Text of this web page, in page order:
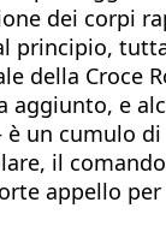
dei corpi
Croce
e
un cumulo
il
appello